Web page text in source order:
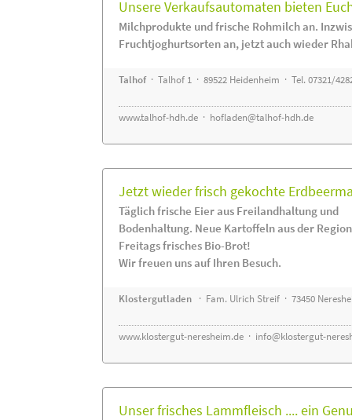
Unsere Verkaufsautomaten bieten
Milchprodukte und frische Rohmilch an.
Fruchtjoghurtsorten an, jetzt auch wieder
Talhof· Talhof 1 · 89522 Heidenheim · Tel. 07321/
www.talhof-hdh.de · hofladen@talhof-hdh.de
Jetzt wieder frisch gekochte
Täglich frische Eier aus Freilandhaltung und
Bodenhaltung. Neue Kartoffeln aus der
Freitags frisches Bio-Brot!
Wir freuen uns auf Ihren Besuch.
Klostergutladen · Fam. Ulrich Streif · 73450
www.klostergut-neresheim.de · info@klostergut-
Unser frisches Lammfleisch .... ein